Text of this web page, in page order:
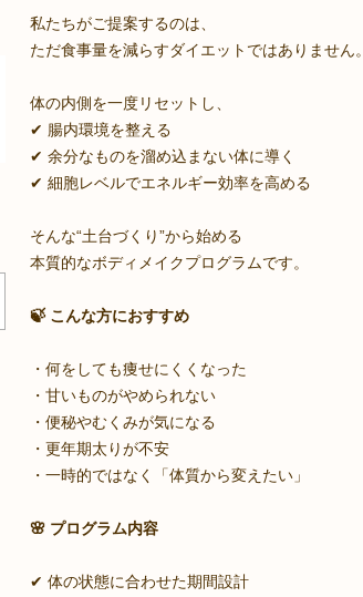
私たちがご提案するのは、
ただ食事量を減らすダイエットではありません。
体の内側を一度リセットし、
✔ 腸内環境を整える
✔ 余分なものを溜め込まない体に導く
✔ 細胞レベルでエネルギー効率を高める
そんな“土台づくり”から始める
本質的なボディメイクプログラムです。
🍃 こんな方におすすめ
・何をしても痩せにくくなった
・甘いものがやめられない
・便秘やむくみが気になる
・更年期太りが不安
・一時的ではなく「体質から変えたい」
🌸 プログラム内容
✔ 体の状態に合わせた期間設計